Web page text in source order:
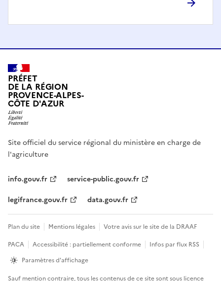
PRÉFET
DE LA RÉGION
PROVENCE-ALPES-
CÔTE D'AZUR
Site officiel du service régional du ministère en charge de
l'agriculture
info.gouv.fr
service-public.gouv.fr
legifrance.gouv.fr
data.gouv.fr
Plan du site Mentions légales
Votre avis sur le site de la DRAAF
PACA
Accessibilité : partiellement conforme
Infos par flux RSS
Paramètres d'affichage
Sauf mention contraire, tous les contenus de ce site sont sous licence